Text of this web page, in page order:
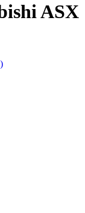
ASX